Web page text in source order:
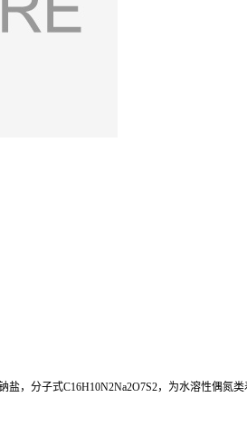
，分子式C16H10N2Na2O7S2，为水溶性偶氮类